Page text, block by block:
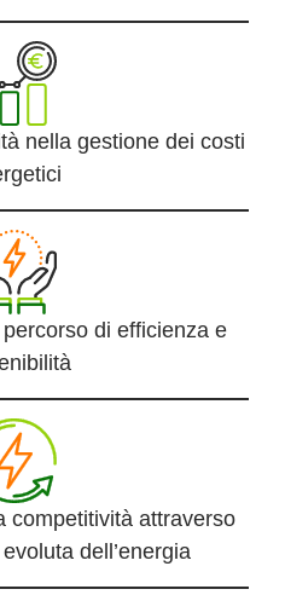
nella gestione dei costi
di efficienza e
competitività attraverso
dell’energia